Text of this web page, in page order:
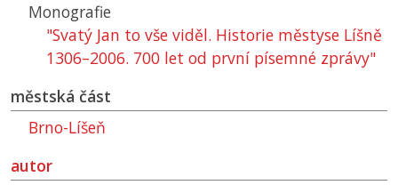
Monografie
"Svatý Jan to vše viděl. Historie městyse Líšně
1306–2006. 700 let od první písemné zprávy"
městská část
Brno-Líšeň
autor